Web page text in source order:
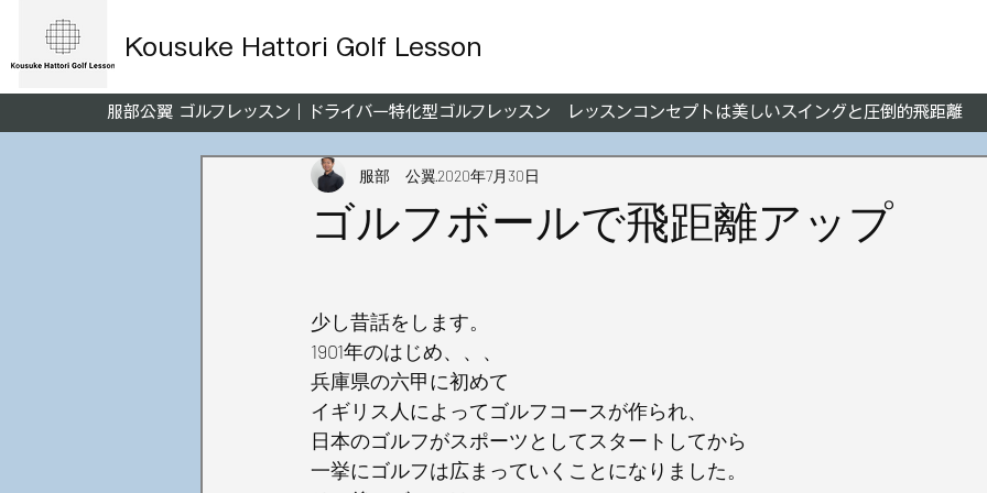
Kousuke Hattori Golf Lesson
服部公翼 ゴルフレッスン｜ドライバー特化型ゴルフレッスン レッスンコンセプトは美しいスイングと圧倒的飛距離
ゴルフボールで飛距離アップ
服部 公翼2020年7月30日
少し昔話をします。
1901年のはじめ、、、
兵庫県の六甲に初めて
イギリス人によってゴルフコースが作られ、
日本のゴルフがスポーツとしてスタートしてから
一挙にゴルフは広まっていくことになりました。